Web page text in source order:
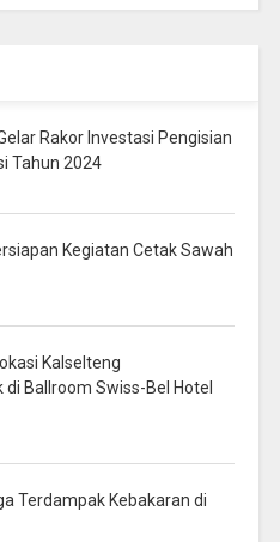
Rakor Investasi Pengisian
Tahun 2024
Kegiatan Cetak Sawah
Kalselteng
Ballroom Swiss-Bel Hotel
Terdampak Kebakaran di